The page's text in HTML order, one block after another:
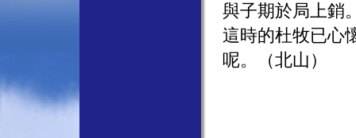
與子期於局上銷
這時的杜牧已心
呢。（北山）